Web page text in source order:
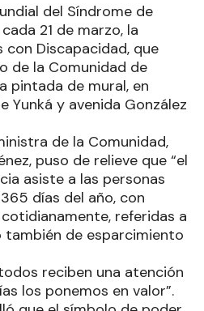
del Síndrome de
21 de marzo, la
con Discapacidad, que
de la Comunidad de
pintada de mural, en
Yunká y avenida González
de la Comunidad,
puso de relieve que “el
asiste a las personas
días del año, con
referidas a
también de esparcimiento
reciben una atención
los ponemos en valor”.